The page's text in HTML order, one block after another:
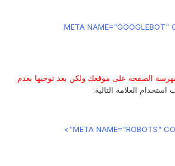
<META
الصفحة على موقعك ولكن بعد توجيها بعدم
العلامة التالية: